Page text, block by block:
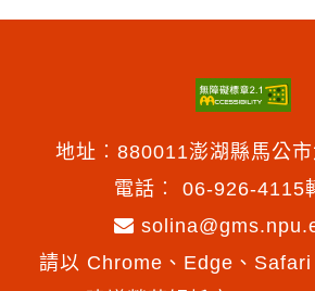
地址︰880011澎湖縣馬公
電話︰ 06-926-4115
請以 Chrome、Edge、